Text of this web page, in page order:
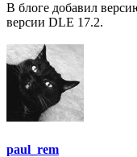
В блоге добавил
версии DLE 17.2.
paul_rem